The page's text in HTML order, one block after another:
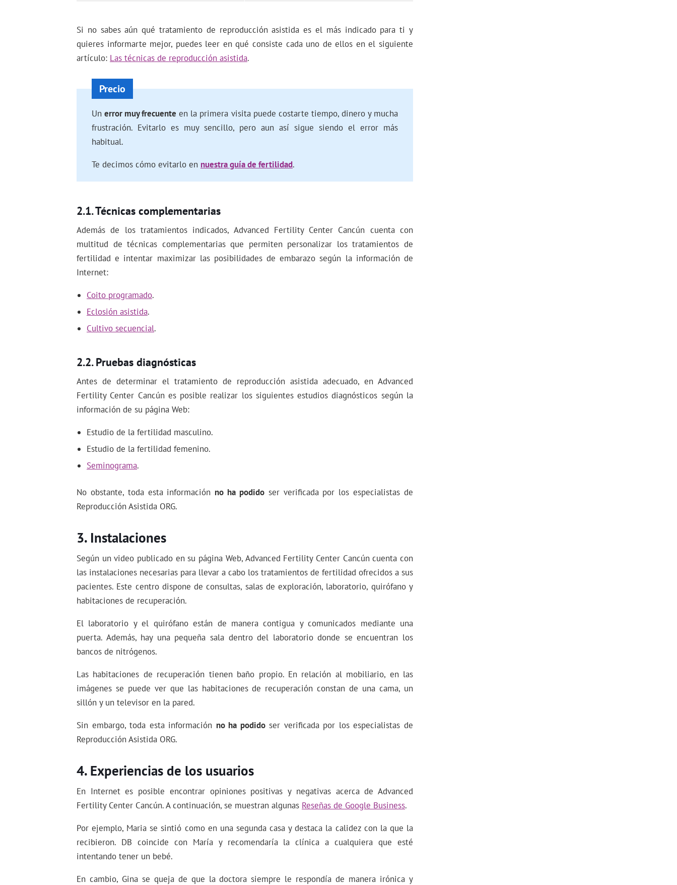
Si no sabes aún qué tratamiento de reproducción asistida es el más indicado para ti y
quieres informarte mejor, puedes leer en qué consiste cada uno de ellos en el siguiente
artículo: Las técnicas de reproducción asistida.
Unerror muy frecuente en la primera visita puede costarte tiempo, dinero y mucha
frustración. Evitarlo es muy sencillo, pero aun así sigue siendo el error más
habitual.
Te decimos cómo evitarlo en nuestra guía de fertilidad.
Técnicas complementarias
Además de los tratamientos indicados, Advanced Fertility Center Cancún cuenta con
multitud de técnicas complementarias que permiten personalizar los tratamientos de
fertilidad e intentar maximizar las posibilidades de embarazo según la información de
Internet:
Coito programado.
Eclosión asistida.
Cultivo secuencial.
Pruebas diagnósticas
Antes de determinar el tratamiento de reproducción asistida adecuado, en Advanced
Fertility Center Cancún es posible realizar los siguientes estudios diagnósticos según la
información de su página Web:
Estudio de la fertilidad masculino.
Estudio de la fertilidad femenino.
Seminograma.
No obstante, toda esta información no ha podidoser verificada por los especialistas de
Reproducción Asistida ORG.
Instalaciones
Según un video publicado en su página Web, Advanced Fertility Center Cancún cuenta con
las instalaciones necesarias para llevar a cabo los tratamientos de fertilidad ofrecidos a sus
pacientes. Este centro dispone de consultas, salas de exploración, laboratorio, quirófano y
habitaciones de recuperación.
El laboratorio y el quirófano están de manera contigua y comunicados mediante una
puerta. Además, hay una pequeña sala dentro del laboratorio donde se encuentran los
bancos de nitrógenos.
Las habitaciones de recuperación tienen baño propio. En relación al mobiliario, en las
imágenes se puede ver que las habitaciones de recuperación constan de una cama, un
sillón y un televisor en la pared.
Sin embargo, toda esta información no ha podidoser verificada por los especialistas de
Reproducción Asistida ORG.
Experiencias de los usuarios
En Internet es posible encontrar opiniones positivas y negativas acerca de Advanced
Fertility Center Cancún. A continuación, se muestran algunas Reseñas de Google Business.
Por ejemplo, Maria se sintió como en una segunda casa y destaca la calidez con la que la
recibieron. DB coincide con María y recomendaría la clínica a cualquiera que esté
intentando tener un bebé.
En cambio, Gina se queja de que la doctora siempre le respondía de manera irónica y